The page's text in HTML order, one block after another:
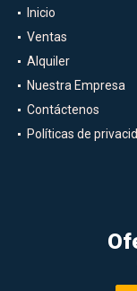
Inicio
Ventas
Alquiler
Nuestra Empresa
Contáctenos
Políticas de